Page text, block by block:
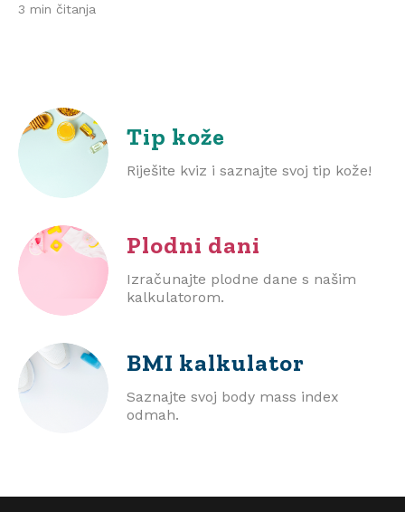
3 min čitanja
Tip kože
Riješite kviz i saznajte svoj tip kože!
Plodni dani
Izračunajte plodne dane s našim
kalkulatorom.
BMI kalkulator
Saznajte svoj body mass index
odmah.